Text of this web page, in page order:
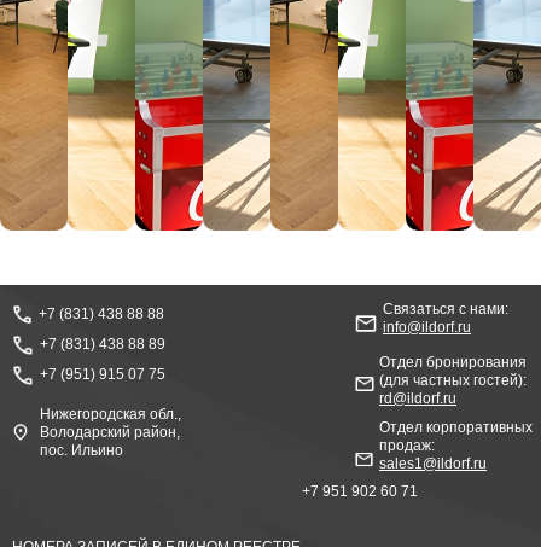
+7 (831) 438 88 88
+7 (831) 438 88 89
+7 (951) 915 07 75
Связаться с нами:
info@ildorf.ru
Отдел бронирования
(для частных гостей):
rd@ildorf.ru
Отдел корпоративных
продаж:
sales1@ildorf.ru
Нижегородская обл.,
Володарский район,
пос. Ильино
+7 951 902 60 71